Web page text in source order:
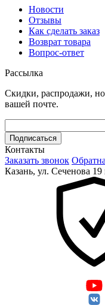
Новости
Отзывы
Как сделать заказ
Возврат товара
Вопрос-ответ
Рассылка
Скидки, распродажи,
вашей почте.
Подписаться
Контакты
Заказать звонок
Казань, ул. Сеченова 19